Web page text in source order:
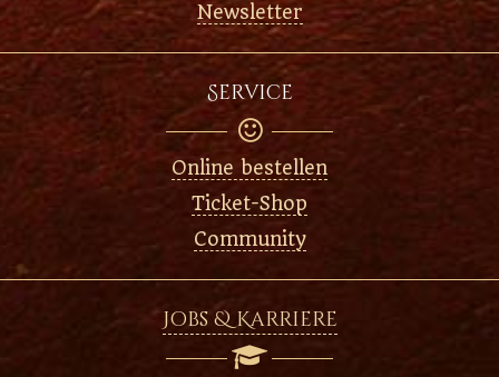
Newsletter
Service

Online bestellen
Ticket-Shop
Community
Jobs & Karriere
